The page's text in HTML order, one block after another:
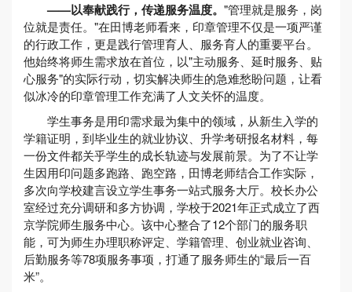
——以奉献践行，传递服务温度。 "管理就是服务，岗
位就是责任。"在田博老师看来，印章管理不仅是一项严谨
的行政工作，更是践行管理育人、服务育人的重要平台。
他始终将师生需求放在首位，以"主动服务、延时服务、贴
心服务"的实际行动，切实解决师生的急难愁盼问题，让看
似冰冷的印章管理工作充满了人文关怀的温度。
学生事务是用印需求最为集中的领域，从新生入学的
学籍证明，到毕业生的就业协议、升学考研报名材料，每
一份文件都关乎学生的成长轨迹与发展前景。为了不让学
生因用印问题多跑路、跑空路，田博老师结合工作实际，
多次向学校建言设立学生事务一站式服务大厅。校长办公
室经过充分调研和多方协调，学校于2021年正式成立了西
京学院师生服务中心。该中心整合了12个部门的服务职
能，可为师生办理职称评定、学籍管理、创业就业咨询、
后勤服务等78项服务事项，打通了服务师生的“最后一百
米”。